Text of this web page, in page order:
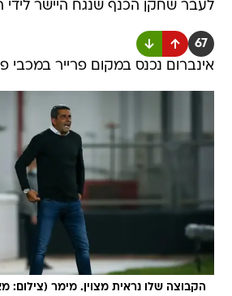
לעבר שחקן הכנף שנגח היישר לידי
67
אינברום נכנס במקום פרייר במכבי
הקבוצה שלו נראית מצוין. מימר (צילום: